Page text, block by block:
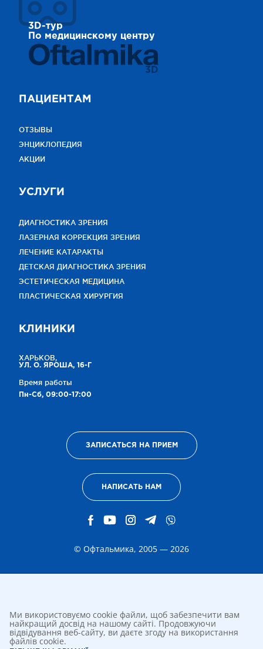
3D-тур
По медицинскому центру
3D
ПАЦИЕНТАМ
ОТЗЫВЫ
ЭНЦИКЛОПЕДИЯ
АКЦИИ
УСЛУГИ
ДИАГНОСТИКА ЗРЕНИЯ
ЛАЗЕРНАЯ КОРРЕКЦИЯ ЗРЕНИЯ
ЛЕЧЕНИЕ КАТАРАКТЫ
ДЕТСКАЯ ДИАГНОСТИКА ЗРЕНИЯ
ЭСТЕТИЧЕСКАЯ МЕДИЦИНА
ПЛАСТИЧЕСКАЯ ХИРУРГИЯ
КЛИНИКИ
ХАРЬКОВ,
УЛ. О. ЯРОША, 16-Г
Время работы
Пн-Сб, 09:00-17:00
ЗАПИСАТЬСЯ НА ПРИЕМ
НАПИСАТЬ НАМ
© Офтальмика, 2005 — 2026
Ми використовуємо cookie файли, щоб забезпечити вам
найкращий досвід на нашому сайті. Продовжуючи
відвідування веб-сайту, ви даєте згоду на використання
файлів cookie.